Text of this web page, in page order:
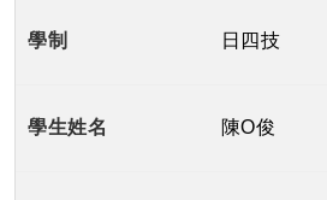
日四技
陳O俊